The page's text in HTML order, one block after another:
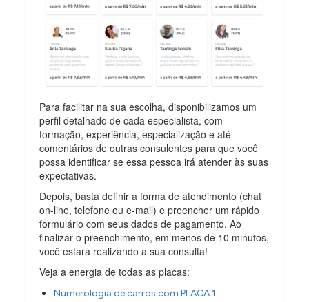
Para facilitar na sua escolha, disponibilizamos um
perfil detalhado de cada especialista, com
formação, experiência, especialização e até
comentários de outras consulentes para que você
possa identificar se essa pessoa irá atender às suas
expectativas.
Depois, basta definir a forma de atendimento (chat
on-line, telefone ou e-mail) e preencher um rápido
formulário com seus dados de pagamento. Ao
finalizar o preenchimento, em menos de 10 minutos,
você estará realizando a sua consulta!
Veja a energia de todas as placas:
Numerologia de carros com PLACA 1